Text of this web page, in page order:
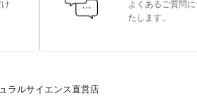
よくあるご質問
たします。
ラルサイエンス直営店